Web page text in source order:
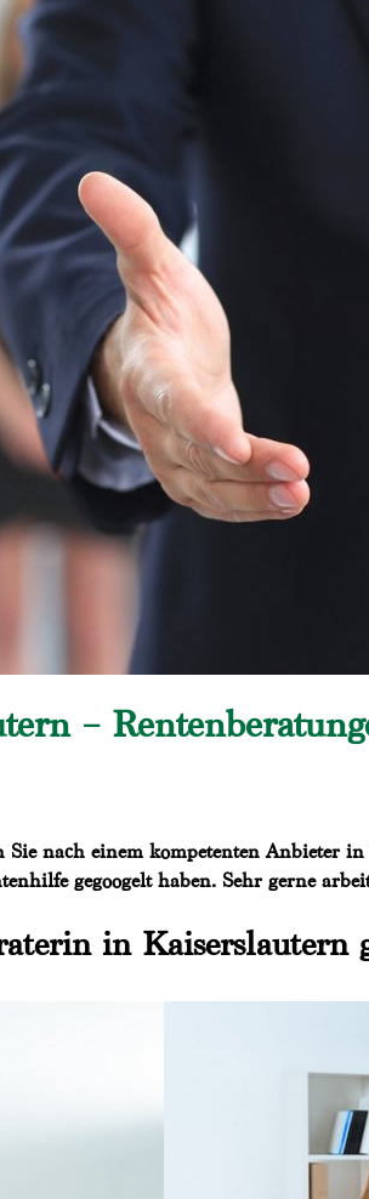
–
nach einem kompetenten Anbieter
gegoogelt haben. Sehr gerne
in Kaiserslautern